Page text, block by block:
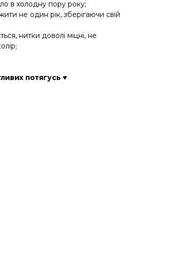
в холодну пору року;
не один рік, зберігаючи свій
нитки доволі міцні, не
потягусь ♥